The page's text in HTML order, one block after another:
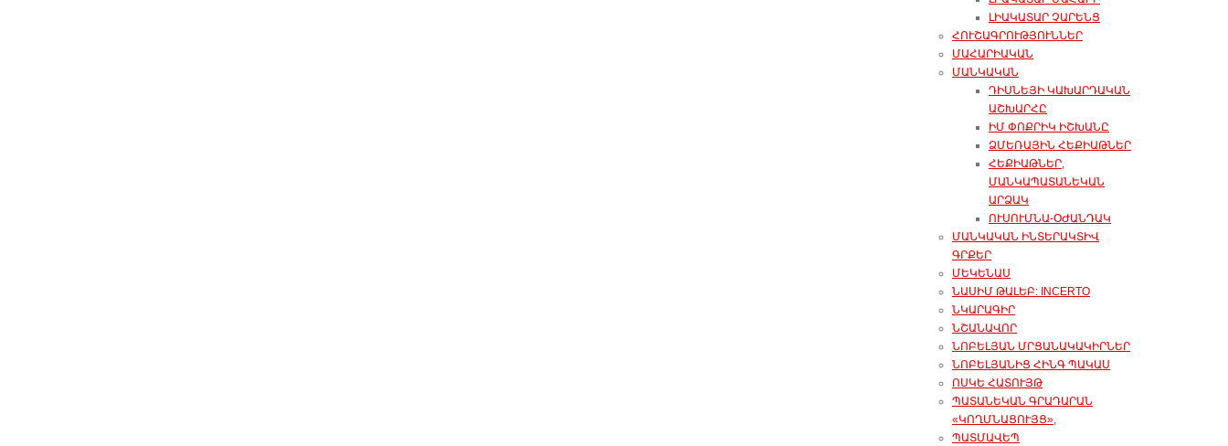
ԼԻԱԿԱՏԱՐ ՉԱՐԵՆՑ
ՀՈՒՇԱԳՐՈՒԹՅՈՒՆՆԵՐ
ՄԱՀԱՐԻԱԿԱՆ
ՄԱՆԿԱԿԱՆ
ԴԻՍՆԵՅԻ ԿԱԽԱՐԴԱԿԱՆ
ԱՇԽԱՐՀԸ
ԻՄ ՓՈՔՐԻԿ ԻՇԽԱՆԸ
ՁՄԵՌԱՅԻՆ ՀԵՔԻԱԹՆԵՐ
ՀԵՔԻԱԹՆԵՐ,
ՄԱՆԿԱՊԱՏԱՆԵԿԱՆ
ԱՐՁԱԿ
ՈՒՍՈՒՄՆԱ-ՕԺԱՆԴԱԿ
ՄԱՆԿԱԿԱՆ ԻՆՏԵՐԱԿՏԻՎ
ԳՐՔԵՐ
ՄԵԿԵՆԱՍ
ՆԱՍԻՄ ԹԱԼԵԲ: INCERTO
ՆԿԱՐԱԳԻՐ
ՆՇԱՆԱՎՈՐ
ՆՈԲԵԼՅԱՆ ՄՐՑԱՆԱԿԱԿԻՐՆԵՐ
ՆՈԲԵԼՅԱՆԻՑ ՀԻՆԳ ՊԱԿԱՍ
ՈՍԿԵ ՀԱՏՈՒՅԹ
ՊԱՏԱՆԵԿԱՆ ԳՐԱԴԱՐԱՆ
«ԿՈՂՄՆԱՑՈՒՅՑ»,
ՊԱՏՄԱՎԵՊ